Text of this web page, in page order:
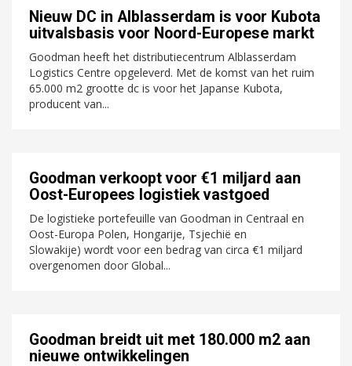
Nieuw DC in Alblasserdam is voor Kubota
uitvalsbasis voor Noord-Europese markt
Goodman heeft het distributiecentrum Alblasserdam
Logistics Centre opgeleverd. Met de komst van het ruim
65.000 m2 grootte dc is voor het Japanse Kubota,
producent van...
Goodman verkoopt voor €1 miljard aan
Oost-Europees logistiek vastgoed
De logistieke portefeuille van Goodman in Centraal en
Oost-Europa Polen, Hongarije, Tsjechië en
Slowakije) wordt voor een bedrag van circa €1 miljard
overgenomen door Global...
Goodman breidt uit met 180.000 m2 aan
nieuwe ontwikkelingen